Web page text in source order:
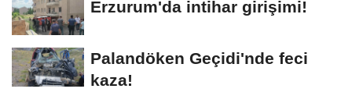
Erzurum'da intihar girişimi!
Palandöken Geçidi'nde feci
kaza!